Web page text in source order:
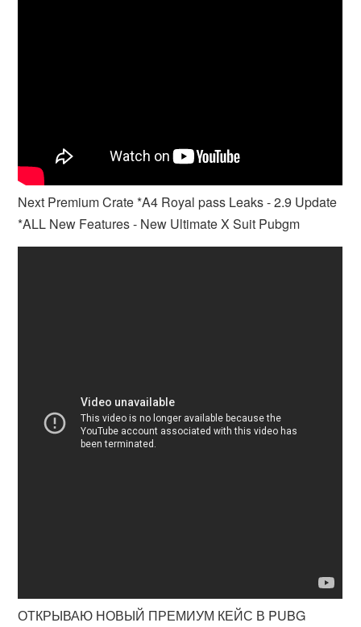
Next Premium Crate *A4 Royal pass Leaks - 2.9 Update
*ALL New Features - New Ultimate X Suit Pubgm
ОТКРЫВАЮ НОВЫЙ ПРЕМИУМ КЕЙС В PUBG